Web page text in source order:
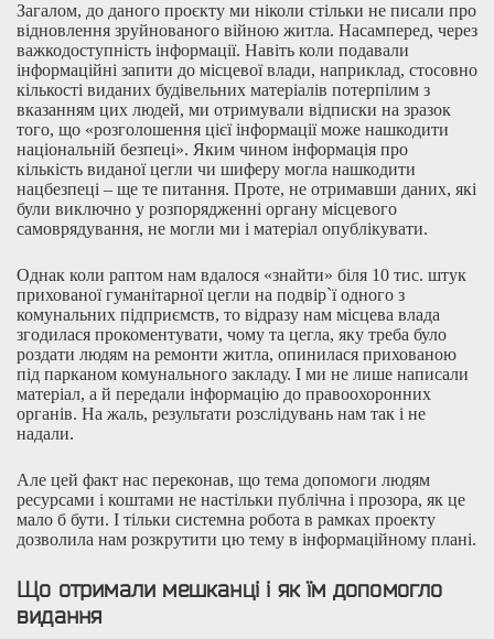
Загалом, до даного проєкту ми ніколи стільки не писали про
відновлення зруйнованого війною житла. Насамперед, через
важкодоступність інформації. Навіть коли подавали
інформаційні запити до місцевої влади, наприклад, стосовно
кількості виданих будівельних матеріалів потерпілим з
вказанням цих людей, ми отримували відписки на зразок
того, що «розголошення цієї інформації може нашкодити
національній безпеці». Яким чином інформація про
кількість виданої цегли чи шиферу могла нашкодити
нацбезпеці – ще те питання. Проте, не отримавши даних, які
були виключно у розпорядженні органу місцевого
самоврядування, не могли ми і матеріал опублікувати.
Однак коли раптом нам вдалося «знайти» біля 10 тис. штук
прихованої гуманітарної цегли на подвір`ї одного з
комунальних підприємств, то відразу нам місцева влада
згодилася прокоментувати, чому та цегла, яку треба було
роздати людям на ремонти житла, опинилася прихованою
під парканом комунального закладу. І ми не лише написали
матеріал, а й передали інформацію до правоохоронних
органів. На жаль, результати розслідувань нам так і не
надали.
Але цей факт нас переконав, що тема допомоги людям
ресурсами і коштами не настільки публічна і прозора, як це
мало б бути. І тільки системна робота в рамках проекту
дозволила нам розкрутити цю тему в інформаційному плані.
Що отримали мешканці і як їм допомогло
видання